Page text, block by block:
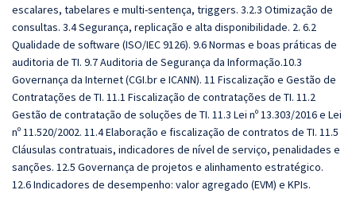
escalares, tabelares e multi-sentença, triggers. 3.2.3 Otimização de
consultas. 3.4 Segurança, replicação e alta disponibilidade. 2. 6.2
Qualidade de software (ISO/IEC 9126). 9.6 Normas e boas práticas de
auditoria de TI. 9.7 Auditoria de Segurança da Informação.10.3
Governança da Internet (CGI.br e ICANN). 11 Fiscalização e Gestão de
Contratações de TI. 11.1 Fiscalização de contratações de TI. 11.2
Gestão de contratação de soluções de TI. 11.3 Lei nº 13.303/2016 e Lei
nº 11.520/2002. 11.4 Elaboração e fiscalização de contratos de TI. 11.5
Cláusulas contratuais, indicadores de nível de serviço, penalidades e
sanções. 12.5 Governança de projetos e alinhamento estratégico.
12.6 Indicadores de desempenho: valor agregado (EVM) e KPIs.